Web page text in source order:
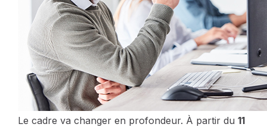
Le cadre va changer en profondeur. À partir du 11